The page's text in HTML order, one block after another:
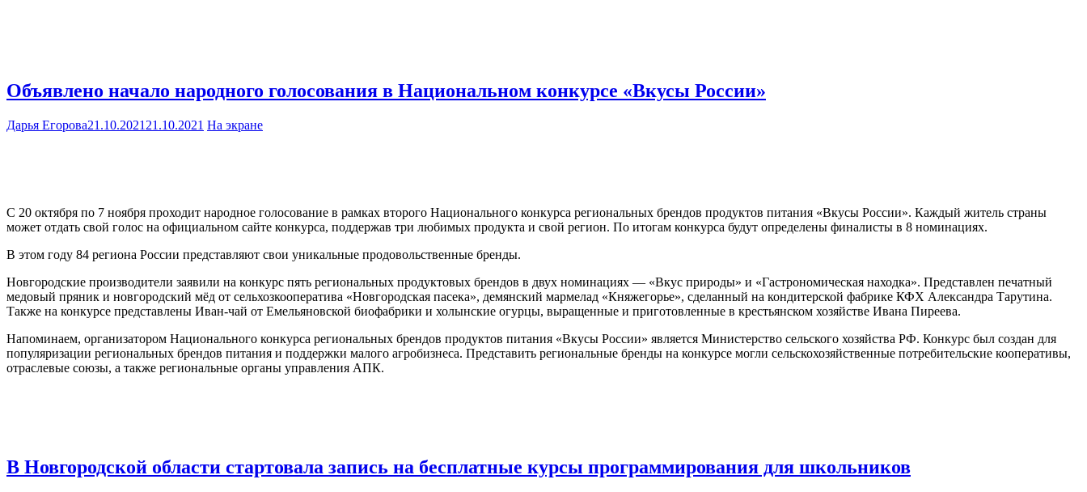
Объявлено начало народного голосования в Национальном конкурсе «Вкусы России»
Дарья Егорова21.10.2021 21.10.2021 На экране
С 20 октября по 7 ноября проходит народное голосование в рамках второго Национального конкурса региональных брендов продуктов питания «Вкусы России». Каждый житель страны
может отдать свой голос на официальном сайте конкурса, поддержав три любимых продукта и свой регион. По итогам конкурса будут определены финалисты в 8 номинациях.
В этом году 84 региона России представляют свои уникальные продовольственные бренды.
Новгородские производители заявили на конкурс пять региональных продуктовых брендов в двух номинациях — «Вкус природы» и «Гастрономическая находка». Представлен печатный
медовый пряник и новгородский мёд от сельхозкооператива «Новгородская пасека», демянский мармелад «Княжегорье», сделанный на кондитерской фабрике КФХ Александра Тарутина.
Также на конкурсе представлены Иван-чай от Емельяновской биофабрики и холынские огурцы, выращенные и приготовленные в крестьянском хозяйстве Ивана Пиреева.
Напоминаем, организатором Национального конкурса региональных брендов продуктов питания «Вкусы России» является Министерство сельского хозяйства РФ. Конкурс был создан для
популяризации региональных брендов питания и поддержки малого агробизнеса. Представить региональные бренды на конкурсе могли сельскохозяйственные потребительские кооперативы,
отраслевые союзы, а также региональные органы управления АПК.
В Новгородской области стартовала запись на бесплатные курсы программирования для школьников